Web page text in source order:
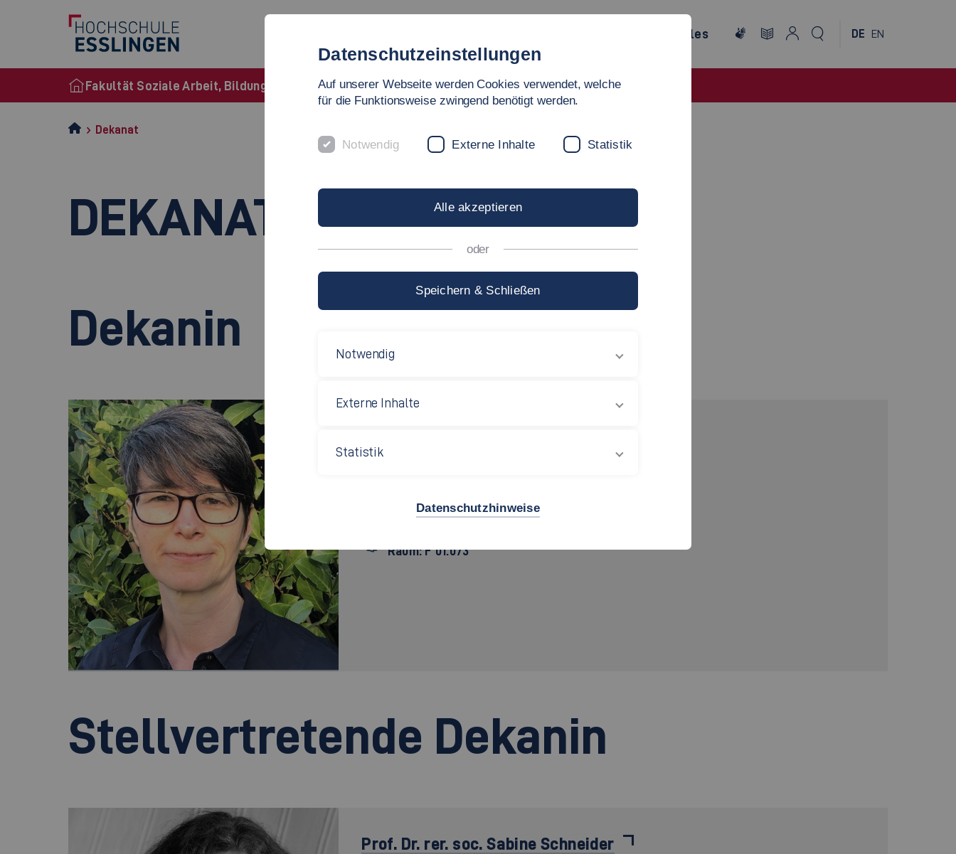
Internationales DE EN
Fakultät Soziale Arbeit, Bildung und Pflege
Dekanat
DEKANAT
Dekanin
+49 711 397-4500
Raum: F 01.073
Stellvertretende Dekanin
Prof. Dr. rer. soc. Sabine Schneider
Datenschutzeinstellungen
Auf unserer Webseite werden Cookies verwendet, welche
für die Funktionsweise zwingend benötigt werden.
Notwendig Externe Inhalte Statistik
Alle akzeptieren
oder
Speichern & Schließen
Notwendig
Externe Inhalte
Statistik
Datenschutzhinweise